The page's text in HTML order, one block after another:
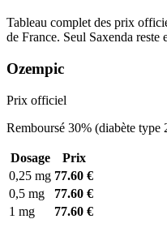
Tableau complet des prix
de France. Seul Saxenda
Ozempic
Prix officiel
Remboursé 30% (diabète
Dosage
Prix
0,25 mg 77.60 €
0,5 mg
77.60 €
1 mg
77.60 €